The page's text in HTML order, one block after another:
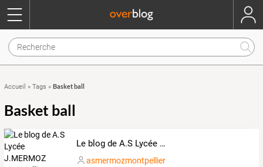
Accueil » Tags » Basket ball
Basket ball
Le blog de A.S Lycée J.MERMOZ Montpellier
asmermozmontpellier